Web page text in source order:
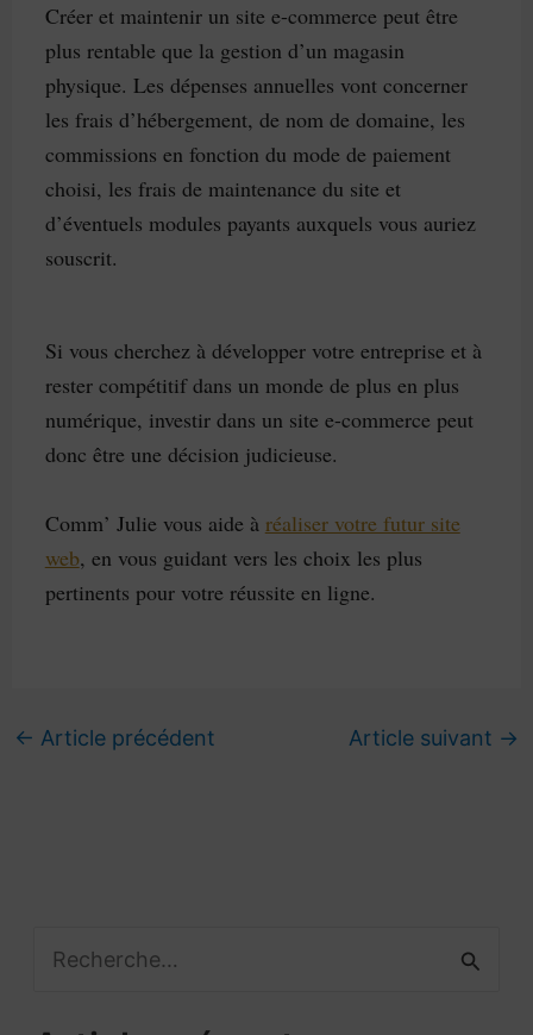
Créer et maintenir un site e-commerce peut être
plus rentable que la gestion d’un magasin
physique. Les dépenses annuelles vont concerner
les frais d’hébergement, de nom de domaine, les
commissions en fonction du mode de paiement
choisi, les frais de maintenance du site et
d’éventuels modules payants auxquels vous auriez
souscrit.
Si vous cherchez à développer votre entreprise et à
rester compétitif dans un monde de plus en plus
numérique, investir dans un site e-commerce peut
donc être une décision judicieuse.
Comm’ Julie vous aide à réaliser votre futur site
web, en vous guidant vers les choix les plus
pertinents pour votre réussite en ligne.
← Article précédent Article suivant →